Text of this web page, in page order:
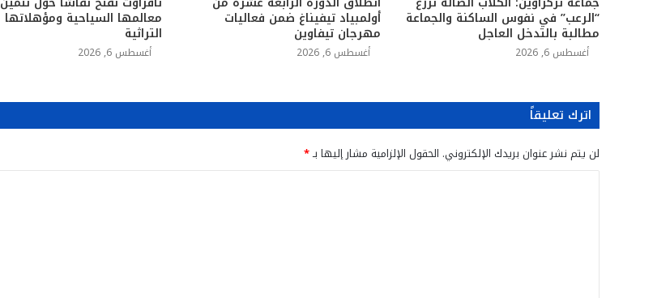
“الرعب” في نفوس الساكنة والجماعة
مطالبة بالتدخل العاجل
أغسطس 6, 2026
أولمبياد تيفيناغ ضمن فعاليات
مهرجان تيفاوين
أغسطس 6, 2026
معالمها السياحية ومؤهلاتها
التراثية
أغسطس 6, 2026
اترك تعليقاً
لن يتم نشر عنوان بريدك الإلكتروني. الحقول الإلزامية مشار إليها بـ*